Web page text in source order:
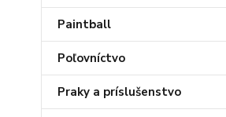
Paintball
Poľovníctvo
Praky a príslušenstvo